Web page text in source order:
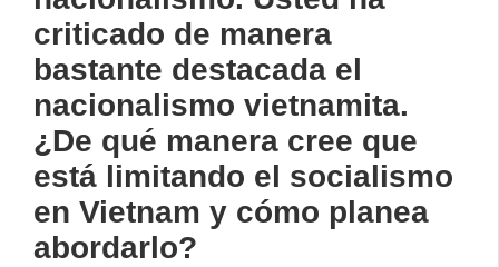
criticado de manera
bastante destacada el
nacionalismo vietnamita.
¿De qué manera cree que
está limitando el socialismo
en Vietnam y cómo planea
abordarlo?